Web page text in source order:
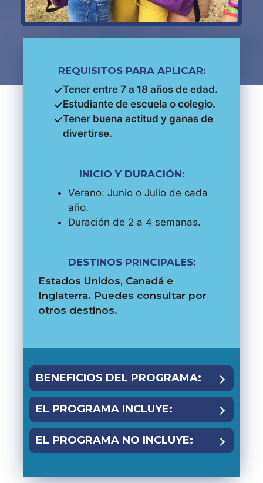
REQUISITOS PARA APLICAR:
Tener entre 7 a 18 años de edad.
Estudiante de escuela o colegio.
Tener buena actitud y ganas de
divertirse.
INICIO Y DURACIÓN:
Verano: Junio o Julio de cada
año.
Duración de 2 a 4 semanas.
DESTINOS PRINCIPALES:
Estados Unidos, Canadá e
Inglaterra. Puedes consultar por
otros destinos.
BENEFICIOS DEL PROGRAMA:
EL PROGRAMA INCLUYE:
EL PROGRAMA NO INCLUYE: